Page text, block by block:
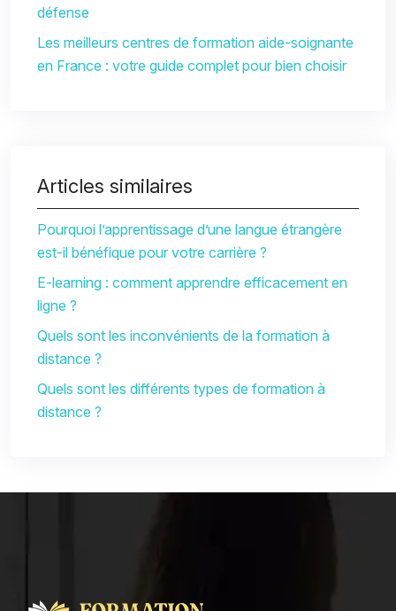
défense
Les meilleurs centres de formation aide-soignante
en France : votre guide complet pour bien choisir
Articles similaires
Pourquoi l’apprentissage d’une langue étrangère
est-il bénéfique pour votre carrière ?
E-learning : comment apprendre efficacement en
ligne ?
Quels sont les inconvénients de la formation à
distance ?
Quels sont les différents types de formation à
distance ?